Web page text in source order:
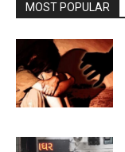
MOST POPULAR